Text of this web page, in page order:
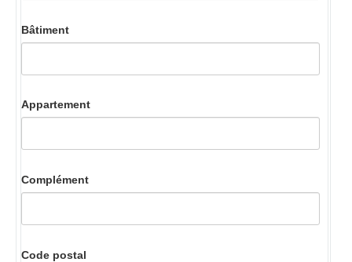
Bâtiment
Appartement
Complément
Code postal